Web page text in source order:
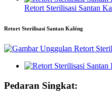
Retort Sterilisasi Santan
Retort Sterilisasi Santan Kaléng
Pedaran Singkat: